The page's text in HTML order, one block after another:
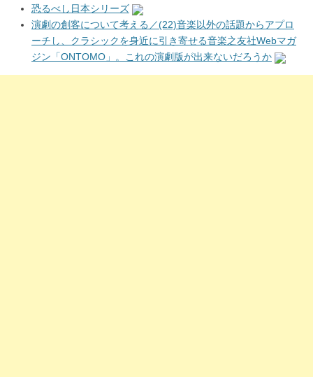
恐るべし日本シリーズ
演劇の創客について考える／(22)音楽以外の話題からアプロ
ーチし、クラシックを身近に引き寄せる音楽之友社Webマガ
ジン「ONTOMO」。これの演劇版が出来ないだろうか